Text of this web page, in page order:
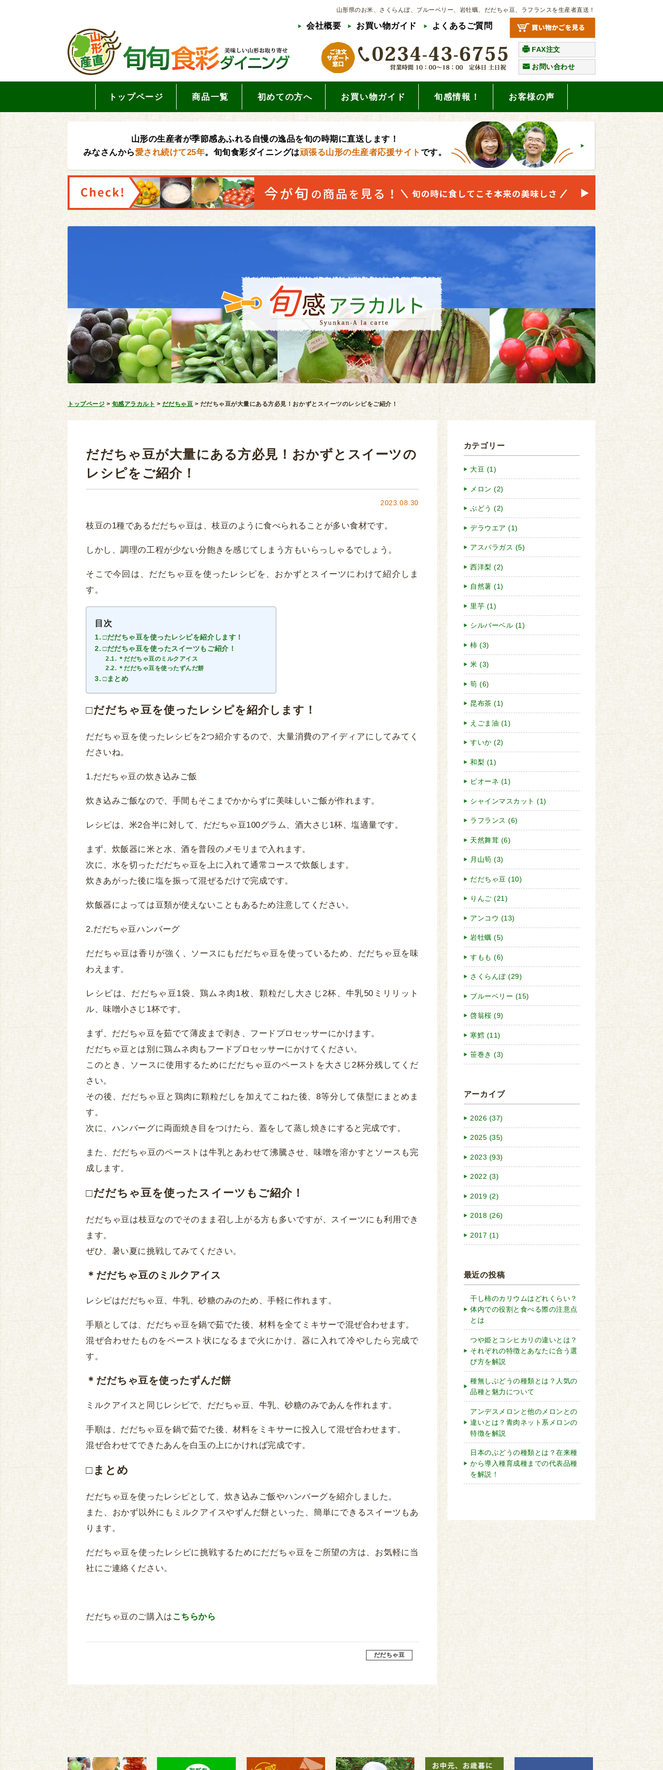
山形県のお米、さくらんぼ、ブルーベリー、岩牡蠣、だだちゃ豆、ラフランスを生産者直送！
会社概要 お買い物ガイド よくあるご質問
FAX注文
お問い合わせ
トップページ 商品一覧 初めての方へ お買い物ガイド 旬感情報！ お客様の声
山形の生産者が季節感あふれる自慢の逸品を旬の時期に直送します！
みなさんから愛され続けて25年。旬旬食彩ダイニングは頑張る山形の生産者応援サイト です。
トップページ > 旬感アラカルト > だだちゃ豆 > だだちゃ豆が大量にある方必見！おかずとスイーツのレシピをご紹介！
だだちゃ豆が大量にある方必見！おかずとスイーツの
レシピをご紹介！
2023.08.30
枝豆の1種であるだだちゃ豆は、枝豆のように食べられることが多い食材です。
しかし、調理の工程が少ない分飽きを感じてしまう方もいらっしゃるでしょう。
そこで今回は、だだちゃ豆を使ったレシピを、おかずとスイーツにわけて紹介しま
す。
目次
□だだちゃ豆を使ったレシピを紹介します！
□だだちゃ豆を使ったスイーツもご紹介！
＊だだちゃ豆のミルクアイス
＊だだちゃ豆を使ったずんだ餅
□まとめ
□だだちゃ豆を使ったレシピを紹介します！
だだちゃ豆を使ったレシピを2つ紹介するので、大量消費のアイディアにしてみてく
ださいね。
1.だだちゃ豆の炊き込みご飯
炊き込みご飯なので、手間もそこまでかからずに美味しいご飯が作れます。
レシピは、米2合半に対して、だだちゃ豆100グラム、酒大さじ1杯、塩適量です。
まず、炊飯器に米と水、酒を普段のメモリまで入れます。
次に、水を切っただだちゃ豆を上に入れて通常コースで炊飯します。
炊きあがった後に塩を振って混ぜるだけで完成です。
炊飯器によっては豆類が使えないこともあるため注意してください。
2.だだちゃ豆ハンバーグ
だだちゃ豆は香りが強く、ソースにもだだちゃ豆を使っているため、だだちゃ豆を味
わえます。
レシピは、だだちゃ豆1袋、鶏ムネ肉1枚、顆粒だし大さじ2杯、牛乳50ミリリット
ル、味噌小さじ1杯です。
まず、だだちゃ豆を茹でて薄皮まで剥き、フードプロセッサーにかけます。
だだちゃ豆とは別に鶏ムネ肉もフードプロセッサーにかけてください。
このとき、ソースに使用するためにだだちゃ豆のペーストを大さじ2杯分残してくだ
さい。
その後、だだちゃ豆と鶏肉に顆粒だしを加えてこねた後、8等分して俵型にまとめま
す。
次に、ハンバーグに両面焼き目をつけたら、蓋をして蒸し焼きにすると完成です。
また、だだちゃ豆のペーストは牛乳とあわせて沸騰させ、味噌を溶かすとソースも完
成します。
□だだちゃ豆を使ったスイーツもご紹介！
だだちゃ豆は枝豆なのでそのまま召し上がる方も多いですが、スイーツにも利用でき
ます。
ぜひ、暑い夏に挑戦してみてください。
＊だだちゃ豆のミルクアイス
レシピはだだちゃ豆、牛乳、砂糖のみのため、手軽に作れます。
手順としては、だだちゃ豆を鍋で茹でた後、材料を全てミキサーで混ぜ合わせます。
混ぜ合わせたものをペースト状になるまで火にかけ、器に入れて冷やしたら完成で
す。
＊だだちゃ豆を使ったずんだ餅
ミルクアイスと同じレシピで、だだちゃ豆、牛乳、砂糖のみであんを作れます。
手順は、だだちゃ豆を鍋で茹でた後、材料をミキサーに投入して混ぜ合わせます。
混ぜ合わせてできたあんを白玉の上にかければ完成です。
□まとめ
だだちゃ豆を使ったレシピとして、炊き込みご飯やハンバーグを紹介しました。
また、おかず以外にもミルクアイスやずんだ餅といった、簡単にできるスイーツもあ
ります。
だだちゃ豆を使ったレシピに挑戦するためにだだちゃ豆をご所望の方は、お気軽に当
社にご連絡ください。
だだちゃ豆のご購入は こちらから
だだちゃ豆
カテゴリー
大豆 (1)
メロン (2)
ぶどう (2)
デラウエア (1)
アスパラガス (5)
西洋梨 (2)
自然薯 (1)
里芋 (1)
シルバーベル (1)
柿 (3)
米 (3)
筍 (6)
昆布茶 (1)
えごま油 (1)
すいか (2)
和梨 (1)
ピオーネ (1)
シャインマスカット (1)
ラフランス (6)
天然舞茸 (6)
月山筍 (3)
だだちゃ豆 (10)
りんご (21)
アンコウ (13)
岩牡蠣 (5)
すもも (6)
さくらんぼ (29)
ブルーベリー (15)
啓翁桜 (9)
寒鱈 (11)
笹巻き (3)
アーカイブ
2026 (37)
2025 (35)
2023 (93)
2022 (3)
2019 (2)
2018 (26)
2017 (1)
最近の投稿
干し柿のカリウムはどれくらい？
体内での役割と食べる際の注意点
とは
つや姫とコシヒカリの違いとは？
それぞれの特徴とあなたに合う選
び方を解説
種無しぶどうの種類とは？人気の
品種と魅力について
アンデスメロンと他のメロンとの
違いとは？青肉ネット系メロンの
特徴を解説
日本のぶどうの種類とは？在来種
から導入種育成種までの代表品種
を解説！